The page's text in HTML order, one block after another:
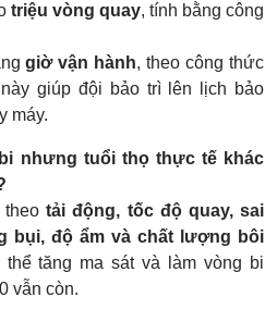
triệu vòng quay, tính bằng công
giờ vận hành, theo công thức
này giúp đội bảo trì lên lịch bảo
máy.
nhưng tuổi thọ thực tế khác
theotải động, tốc độ quay, sai
bụi, độ ẩm và chất lượng bôi
tăng ma sát và làm vòng bi
vẫn còn.